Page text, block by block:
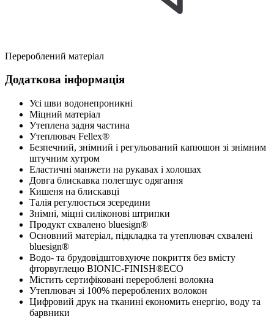
Перероблений матеріал
Додаткова інформація
Усі шви водонепроникні
Міцний матеріал
Утеплена задня частина
Утеплювач Fellex®
Безпечний, знімний і регульований капюшон зі знімним
штучним хутром
Еластичні манжети на рукавах і холошах
Довга блискавка полегшує одягання
Кишеня на блискавці
Талія регулюється зсередини
Знімні, міцні силіконові штрипки
Продукт схвалено bluesign®
Основний матеріал, підкладка та утеплювач схвалені
bluesign®
Водо- та брудовідштовхуюче покриття без вмісту
фторвуглецю BIONIC-FINISH®ECO
Містить сертифіковані перероблені волокна
Утеплювач зі 100% перероблених волокон
Цифровий друк на тканині економить енергію, воду та
барвники